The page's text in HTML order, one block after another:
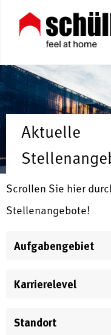
Aktuelle
Scrollen Sie hier
Stellenangebote!
Aufgabengebiet
Karrierelevel
Standort